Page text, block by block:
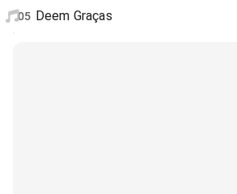
05 Deem Graças